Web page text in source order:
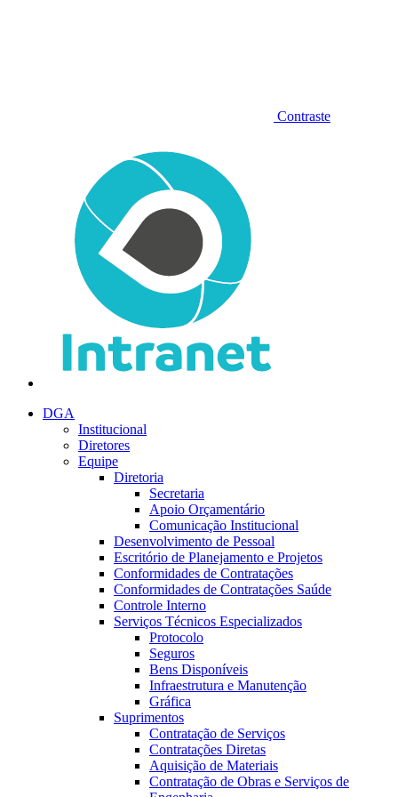
Contraste
DGA
Institucional
Diretores
Equipe
Diretoria
Secretaria
Apoio Orçamentário
Comunicação Institucional
Desenvolvimento de Pessoal
Escritório de Planejamento e Projetos
Conformidades de Contratações
Conformidades de Contratações Saúde
Controle Interno
Serviços Técnicos Especializados
Protocolo
Seguros
Bens Disponíveis
Infraestrutura e Manutenção
Gráfica
Suprimentos
Contratação de Serviços
Contratações Diretas
Aquisição de Materiais
Contratação de Obras e Serviços de